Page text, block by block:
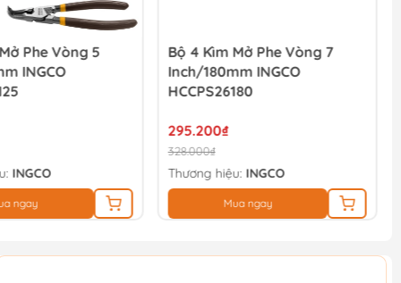
Phe Vòng 5
INGCO
INGCO
ngay
Bộ 4 Kìm Mở Phe Vòng 7
Inch/180mm INGCO
HCCPS26180
295.200₫
328.000₫
Thương hiệu: INGCO
Mua ngay